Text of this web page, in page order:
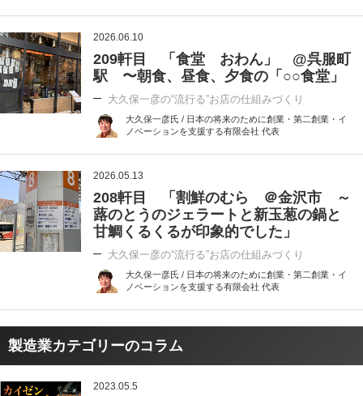
2026.06.10
209軒目 「食堂 おわん」 @呉服町
駅 〜朝食、昼食、夕食の「○○食堂」
大久保一彦の“流行る”お店の仕組みづくり
大久保一彦氏 / 日本の将来のために創業・第二創業・イ
ノベーションを支援する有限会社 代表
2026.05.13
208軒目 「割鮮のむら ＠金沢市 ～
蕗のとうのジェラートと新玉葱の鍋と
甘鯛くるくるが印象的でした」
大久保一彦の“流行る”お店の仕組みづくり
大久保一彦氏 / 日本の将来のために創業・第二創業・イ
ノベーションを支援する有限会社 代表
製造業カテゴリーのコラム
2023.05.5